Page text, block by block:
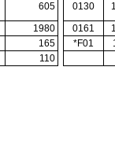
605 0130
1980 0161
165 *F01
110